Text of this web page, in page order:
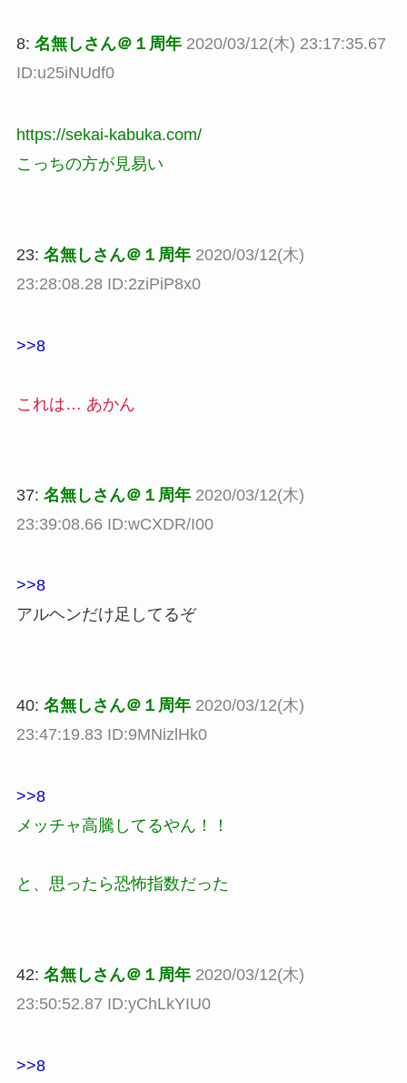
8: 名無しさん＠１周年 2020/03/12(木) 23:17:35.67
ID:u25iNUdf0
https://sekai-kabuka.com/
こっちの方が見易い
23: 名無しさん＠１周年 2020/03/12(木)
23:28:08.28 ID:2ziPiP8x0
>>8
これは… あかん
37: 名無しさん＠１周年 2020/03/12(木)
23:39:08.66 ID:wCXDR/I00
>>8
アルヘンだけ足してるぞ
40: 名無しさん＠１周年 2020/03/12(木)
23:47:19.83 ID:9MNizlHk0
>>8
メッチャ高騰してるやん！！
と、思ったら恐怖指数だった
42: 名無しさん＠１周年 2020/03/12(木)
23:50:52.87 ID:yChLkYIU0
>>8